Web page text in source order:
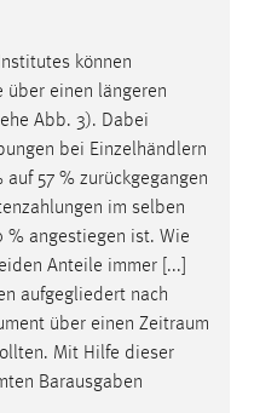
können
über einen längeren
Abb. 3). Dabei
bei Einzelhändlern
57 % zurückgegangen
im selben
% angestiegen ist. Wie
Anteile immer [...]
aufgegliedert nach
über einen Zeitraum
Mit Hilfe dieser
Barausgaben